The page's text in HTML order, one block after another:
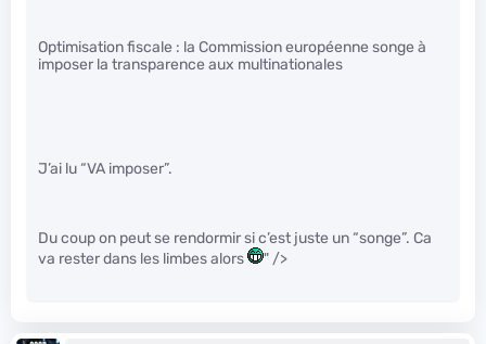
Optimisation fiscale : la Commission européenne songe à
imposer la transparence aux multinationales
J’ai lu “VA imposer”.
Du coup on peut se rendormir si c’est juste un “songe”. Ca
va rester dans les limbes alors
" />